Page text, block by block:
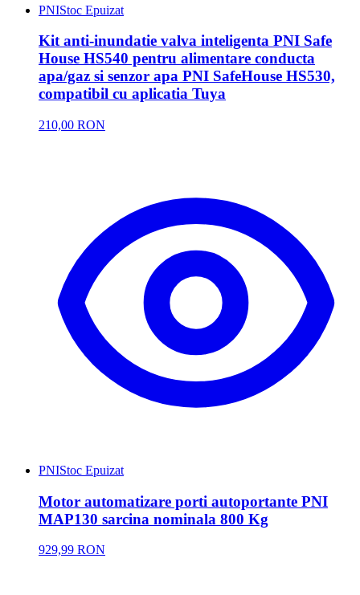
PNIStoc Epuizat
Kit anti-inundatie valva inteligenta PNI Safe
House HS540 pentru alimentare conducta
apa/gaz si senzor apa PNI SafeHouse HS530,
compatibil cu aplicatia Tuya
210,00 RON
PNIStoc Epuizat
Motor automatizare porti autoportante PNI
MAP130 sarcina nominala 800 Kg
929,99 RON